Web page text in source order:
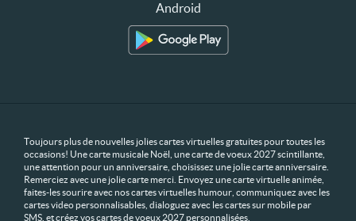
Android
Toujours plus de nouvelles jolies cartes virtuelles gratuites pour toutes les
occasions! Une carte musicale Noël, une carte de voeux 2027 scintillante,
une attention pour un anniversaire, choisissez une jolie carte anniversaire.
Remerciez avec une jolie carte merci. Envoyez une carte virtuelle animée,
faites-les sourire avec nos cartes virtuelles humour, communiquez avec les
cartes video personnalisables, dialoguez avec les cartes sur mobile par
SMS, et créez vos cartes de voeux 2027 personnalisées.